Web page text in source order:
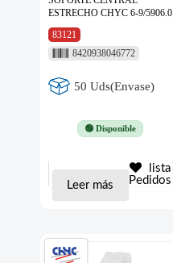
ESTRECHO CHYC 6-9/5906.0
83121
8420938046772
50 Uds(Envase)
🟢 Disponible
Leer más
lista
Pedidos